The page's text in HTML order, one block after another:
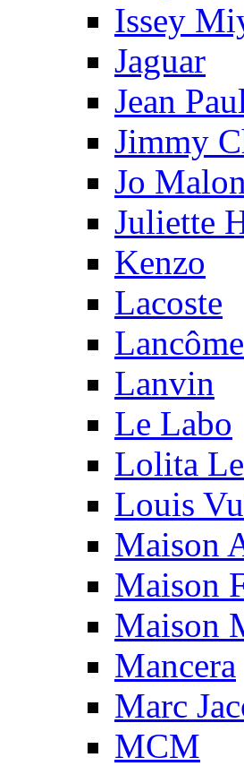
Issey
Jaguar
Jean
Jimmy
Jo
Juliette
Kenzo
Lacoste
Lancôme
Lanvin
Le Labo
Lolita
Louis
Maison
Maison
Maison
Mancera
Marc
MCM